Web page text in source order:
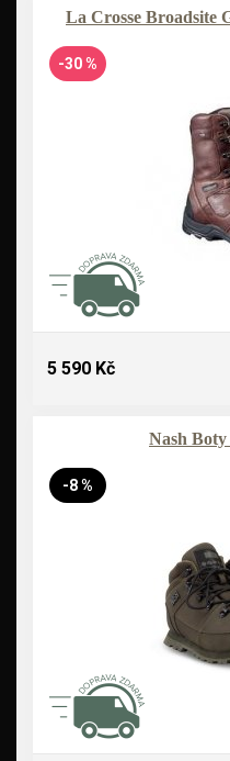
La Crosse Broadsite
-30 %
5 590 Kč
Nash
-8 %